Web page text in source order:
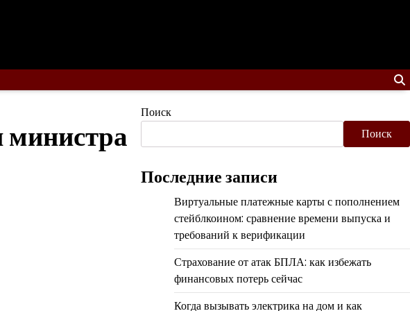
Поиск
Поиск
Последние записи
Виртуальные платежные карты с пополнением
стейблкоином: сравнение времени выпуска и
требований к верификации
Страхование от атак БПЛА: как избежать
финансовых потерь сейчас
Когда вызывать электрика на дом и как